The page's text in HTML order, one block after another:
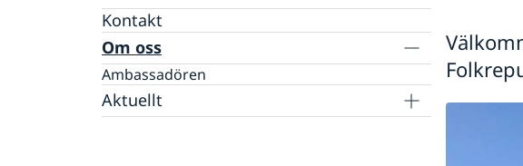
Kontakt
Om oss
Ambassadören
Aktuellt